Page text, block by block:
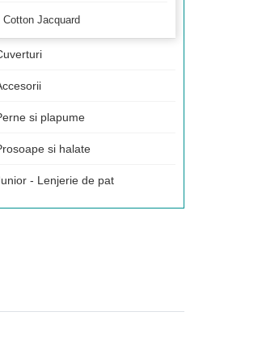
Cotton Jacquard
si plapume
si halate
- Lenjerie de pat